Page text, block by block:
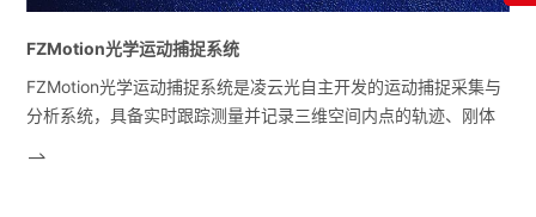
FZMotion光学运动捕捉系统
FZMotion光学运动捕捉系统是凌云光自主开发的运动捕捉采集与
分析系统，具备实时跟踪测量并记录三维空间内点的轨迹、刚体